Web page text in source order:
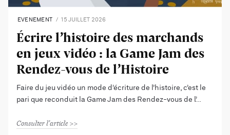
EVENEMENT 15 JUILLET 2026
Écrire l’histoire des marchands
en jeux vidéo : la Game Jam des
Rendez-vous de l’Histoire
Faire du jeu vidéo un mode d’écriture de l’histoire, c’est le
pari que reconduit la Game Jam des Rendez-vous de l’
Consulter l'article